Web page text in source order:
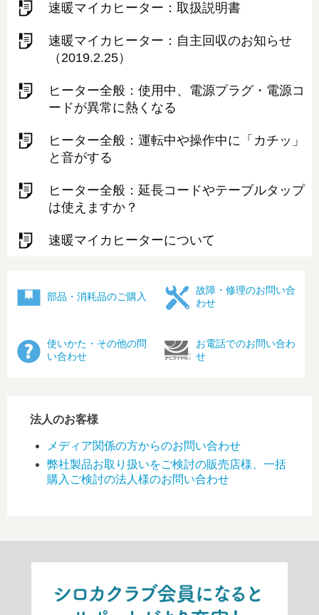
速暖マイカヒーター：取扱説明書
速暖マイカヒーター：自主回収のお知らせ
（2019.2.25）
ヒーター全般：使⽤中、電源プラグ・電源コ
ードが異常に熱くなる
ヒーター全般：運転中や操作中に「カチッ」
と⾳がする
ヒーター全般：延長コードやテーブルタップ
は使えますか？
速暖マイカヒーターについて
部品・消耗品のご購入
故障・修理のお問い合
わせ
使いかた・その他の問
い合わせ
お電話でのお問い合わ
せ
法人のお客様
メディア関係の方からのお問い合わせ
弊社製品お取り扱いをご検討の販売店様、一括
購入ご検討の法人様のお問い合わせ